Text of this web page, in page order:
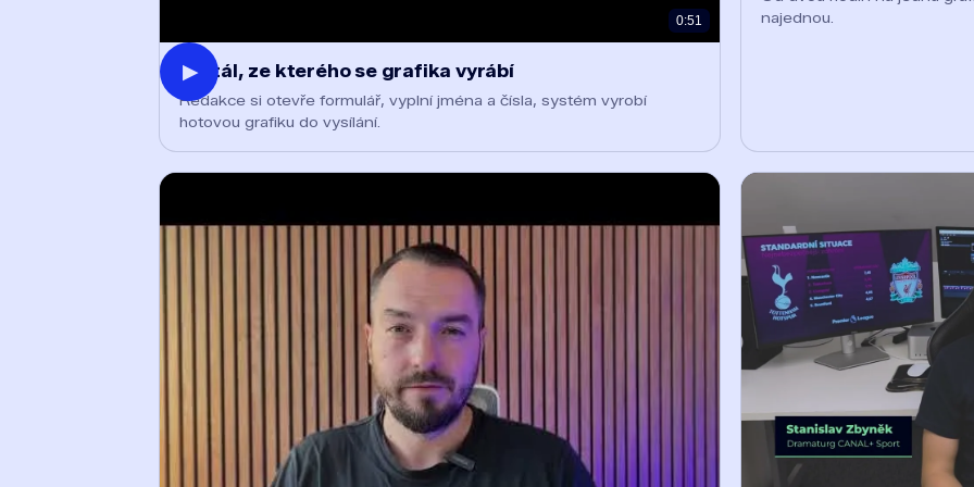
▶
0:51
Portál, ze kterého se grafika vyrábí
Redakce si otevře formulář, vyplní jména a čísla, systém vyrobí
hotovou grafiku do vysílání.
najednou.